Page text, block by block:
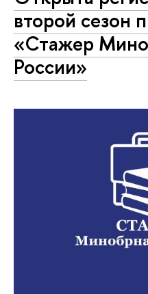
второй сезон
«Стажер
России»